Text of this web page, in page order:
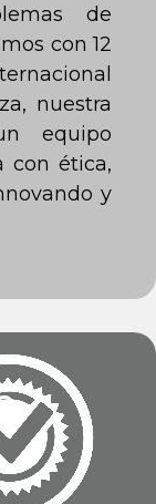
de
con 12
nuestra
equipo
con ética,
y